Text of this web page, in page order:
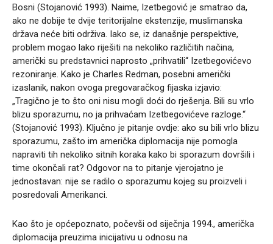
Bosni (Stojanović 1993). Naime, Izetbegović je smatrao da,
ako ne dobije te dvije teritorijalne ekstenzije, muslimanska
država neće biti održiva. Iako se, iz današnje perspektive,
problem mogao lako riješiti na nekoliko različitih načina,
američki su predstavnici naprosto „prihvatili“ Izetbegovićevo
rezoniranje. Kako je Charles Redman, posebni američki
izaslanik, nakon ovoga pregovaračkog fijaska izjavio:
„Tragično je to što oni nisu mogli doći do rješenja. Bili su vrlo
blizu sporazumu, no ja prihvaćam Izetbegovićeve razloge.“
(Stojanović 1993). Ključno je pitanje ovdje: ako su bili vrlo blizu
sporazumu, zašto im američka diplomacija nije pomogla
napraviti tih nekoliko sitnih koraka kako bi sporazum dovršili i
time okončali rat? Odgovor na to pitanje vjerojatno je
jednostavan: nije se radilo o sporazumu kojeg su proizveli i
posredovali Amerikanci.
Kao što je općepoznato, počevši od siječnja 1994., američka
diplomacija preuzima inicijativu u odnosu na